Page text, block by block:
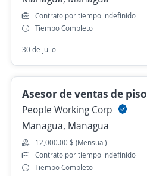
Contrato por tiempo indefinido
Tiempo Completo
30 de julio
Asesor de ventas de piso
People Working Corp
Managua, Managua
12,000.00 $ (Mensual)
Contrato por tiempo indefinido
Tiempo Completo